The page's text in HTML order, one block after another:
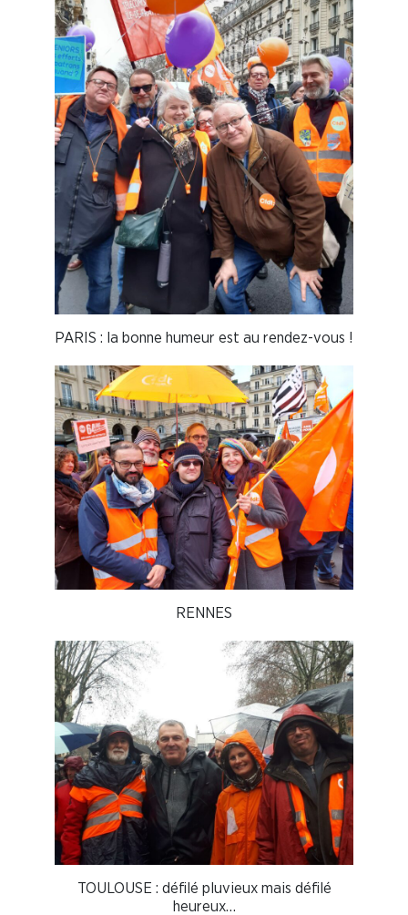
PARIS : la bonne humeur est au rendez-vous !
RENNES
TOULOUSE : défilé pluvieux mais défilé
heureux…